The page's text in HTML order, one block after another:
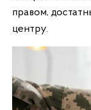
правом,
центру.